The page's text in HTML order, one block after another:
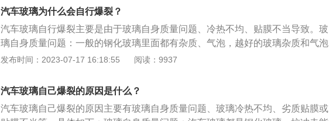
水箱里的水过满，导致汽车水箱爆裂；解决方法：建议车主按照水箱刻度进行添
加，不要补充过多，避免导致汽车水箱爆裂；10、冷却风扇不转动：冷却风扇由
温度控制开关或水温传感器控制；解决方法：建议车主及时到4S店或者汽车修理
店进行冷却风扇的检测或修理，若冷却风扇损坏较严重，应及时更换新的；11、
主应及时检查或者更换节温器，若车主个人无法完成检查或更换，可到4S店或者
汽车修理店进行检测或者更换；12、水泵故障：由于叶轮打滑或卡住，正时皮带
断裂；解决方法：建议车主及时到4S店或者汽车修理店进行水泵的检测或修理，
长，面积变大。
者不具备贴膜资质，对其中的物理现象不能完全理解；解决办法：要找专业人士
对玻璃进行贴膜；3、玻璃膜冷热变量过大，再有就是，当玻璃膜冷热变量过大
时，也存在玻璃膜产生的应力变形，致使玻璃爆裂。这种情形就是厂家一直所强
调的膜质量问题；解决办法：要使用较好质量的玻璃膜。虽然这三种情况是造成
玻璃自爆的主要原因，所反映的现象也很清晰，虽然贴膜是个复杂的汽车装饰过
旦贴膜中发生玻璃爆裂，大都会认为是膜或者施工场所，施工人员的问题。此
时，施工者就承担了赔偿责任。
汽车玻璃为什么会自行爆裂？
汽车玻璃自行爆裂主要是由于玻璃自身质量问题、冷热不均、贴膜不当导致。玻
璃自身质量问题：一般的钢化玻璃里面都有杂质、气泡，越好的玻璃杂质和气泡
越少，钢化处理不良，存在质量问题。因此要尽可能选择质量较好的玻璃。冷热
因此需要时刻注意汽车内外冷热的变化，及时进行维护。贴膜不当：贴膜时，玻
璃得不到均匀加热，在贴膜时用电吹风吹膜定形，玻璃局部受热，产生局部受热
膨胀应力变形，致使玻璃爆裂。所以贴膜时，应尽可能找专业人员进行操作。如
发布时间：2023-07-17 16:18:55 阅读：9937
汽车玻璃自己爆裂的原因是什么？
汽车玻璃自己爆裂的原因主要有玻璃自身质量问题、玻璃冷热不均、劣质贴膜或